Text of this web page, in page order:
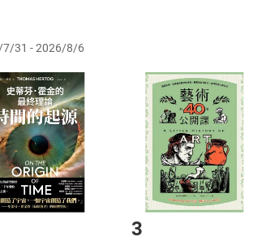
即代表知悉本店鋪所銷售之商品為電子書，
求退貨退款。
退貨時，請登入樂天市場，並於「我的訂單
審核，待審核通過後將為您辦理退款事宜。
為單位進行取消/退貨，恕無法以單支商品取
放入購物車
Shopping cart
登入帳號
Login
Step2.登入
7/31 - 2026/8/6
3